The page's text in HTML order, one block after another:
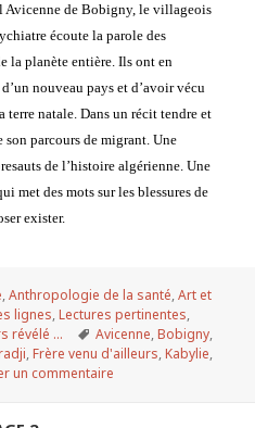
Avicenne de Bobigny, le villageois
écoute la parole des
la planète entière. Ils ont en
nouveau pays et d’avoir vécu
terre natale. Dans un récit tendre et
parcours de migrant. Une
de l’histoire algérienne. Une
met des mots sur les blessures de
exister.
,Anthropologie de la santé,Art et
lignes,Lectures pertinentes,
révélé ...
Mots-
clés
Avicenne,Bobigny,
,Frère venu d'ailleurs,Kabylie,
un commentaire